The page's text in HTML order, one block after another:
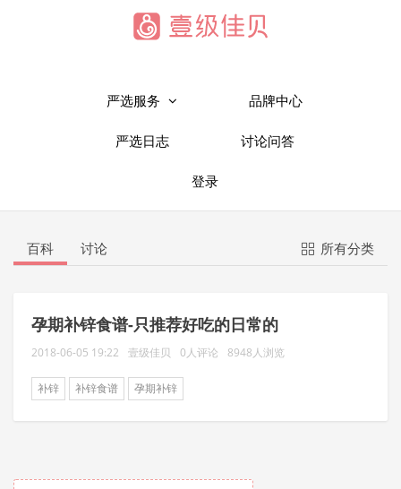
严选服务 品牌中心
严选日志 讨论问答
登录
百科 讨论 所有分类
孕期补锌食谱-只推荐好吃的日常的
2018-06-05 19:22 壹级佳贝 0人评论 8948人浏览
补锌 补锌食谱 孕期补锌